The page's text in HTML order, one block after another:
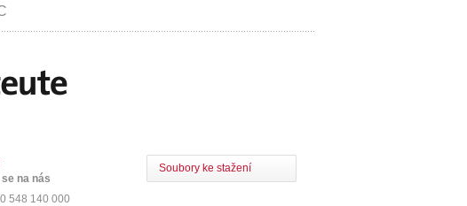
na nás
548 140 000
Soubory ke stažení